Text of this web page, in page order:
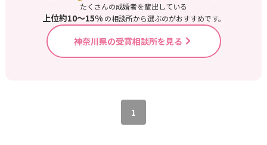
たくさんの成婚者を輩出している
上位約10〜15%の相談所から選ぶのがおすすめです。
神奈川県の受賞相談所を見る
1